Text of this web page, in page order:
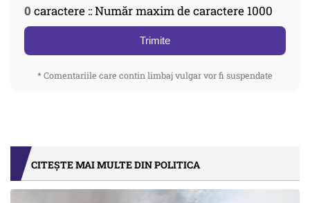
0 caractere :: Număr maxim de caractere 1000
Trimite
* Comentariile care contin limbaj vulgar vor fi suspendate
CITEȘTE MAI MULTE DIN POLITICA